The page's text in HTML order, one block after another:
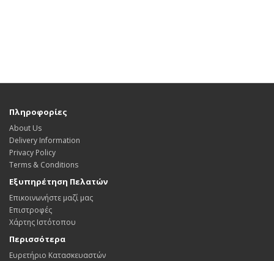
Πληροφορίες
About Us
Delivery Information
Privacy Policy
Terms & Conditions
Εξυπηρέτηση Πελατών
Επικοινωνήστε μαζί μας
Επιστροφές
Χάρτης Ιστότοπου
Περισσότερα
Ευρετήριο Κατασκευαστών